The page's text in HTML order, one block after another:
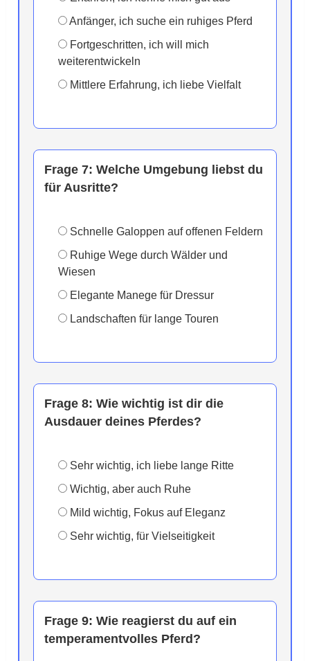
Anfänger, ich suche ein ruhiges Pferd
Fortgeschritten, ich will mich
weiterentwickeln
Mittlere Erfahrung, ich liebe Vielfalt
Frage 7: Welche Umgebung liebst du
für Ausritte?
Schnelle Galoppen auf offenen Feldern
Ruhige Wege durch Wälder und
Wiesen
Elegante Manege für Dressur
Landschaften für lange Touren
Frage 8: Wie wichtig ist dir die
Ausdauer deines Pferdes?
Sehr wichtig, ich liebe lange Ritte
Wichtig, aber auch Ruhe
Mild wichtig, Fokus auf Eleganz
Sehr wichtig, für Vielseitigkeit
Frage 9: Wie reagierst du auf ein
temperamentvolles Pferd?